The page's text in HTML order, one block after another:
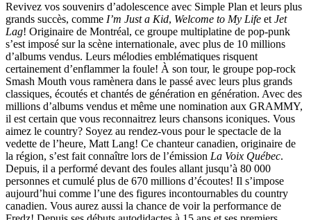
Revivez vos souvenirs d’adolescence avec Simple Plan et leurs plus
grands succès, comme I’m Just a Kid, Welcome to My Life et Jet
Lag! Originaire de Montréal, ce groupe multiplatine de pop-punk
s’est imposé sur la scène internationale, avec plus de 10 millions
d’albums vendus. Leurs mélodies emblématiques risquent
certainement d’enflammer la foule! À son tour, le groupe pop-rock
Smash Mouth vous ramènera dans le passé avec leurs plus grands
classiques, écoutés et chantés de génération en génération. Avec des
millions d’albums vendus et même une nomination aux GRAMMY,
il est certain que vous reconnaitrez leurs chansons iconiques. Vous
aimez le country? Soyez au rendez-vous pour le spectacle de la
vedette de l’heure, Matt Lang! Ce chanteur canadien, originaire de
la région, s’est fait connaître lors de l’émission La Voix Québec.
Depuis, il a performé devant des foules allant jusqu’à 80 000
personnes et cumulé plus de 670 millions d’écoutes! Il s’impose
aujourd’hui comme l’une des figures incontournables du country
canadien. Vous aurez aussi la chance de voir la performance de